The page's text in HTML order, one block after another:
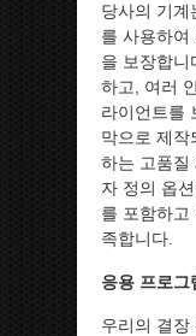
당사의 기계
를 사용하여
을 보장합니
하고, 여러
라이언트를
막으로 제작
하는 고품질
자 정의 옵
를 포함하고
족합니다.
응용 프로그
우리의 결장